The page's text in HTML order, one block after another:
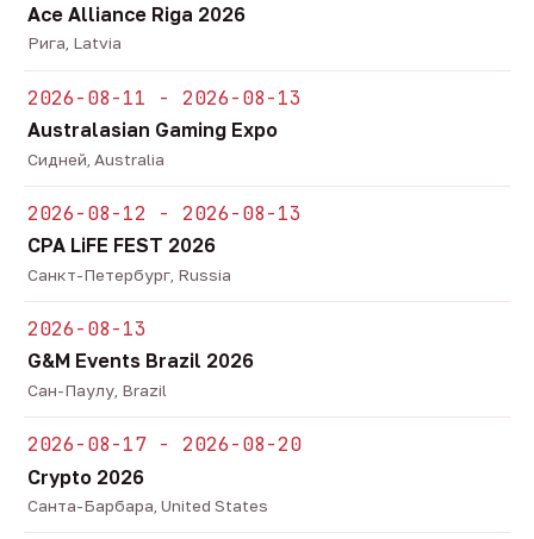
Ace Alliance Riga 2026
Рига, Latvia
2026-08-11 - 2026-08-13
Australasian Gaming Expo
Сидней, Australia
2026-08-12 - 2026-08-13
CPA LiFE FEST 2026
Санкт-Петербург, Russia
2026-08-13
G&M Events Brazil 2026
Сан-Паулу, Brazil
2026-08-17 - 2026-08-20
Crypto 2026
Санта-Барбара, United States